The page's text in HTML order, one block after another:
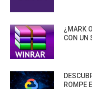
¿MARK
CON UN
ROMPE